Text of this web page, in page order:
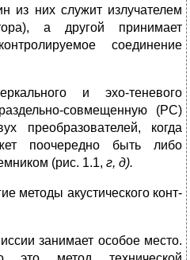
из них служит излучателем
а другой принимает
соединение
и эхо-теневого
совмещенную (PC)
преобразователей, когда
поочередно быть либо
(рис. 1.1, г, д).
методы акустического конт­
занимает особое место.